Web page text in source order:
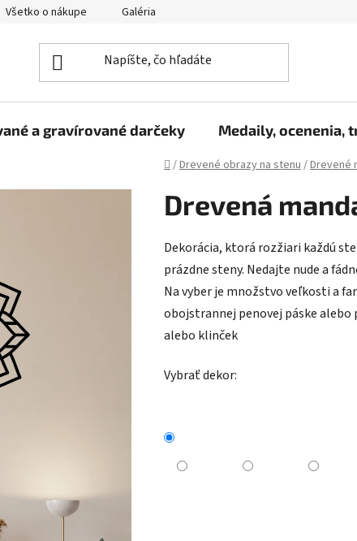
Všetko o nákupe Galéria
a gravírované darčeky Medaily, ocenenia,
Domov
/Drevené obrazy na stenu/Drevené
Drevená
Dekorácia, ktorá rozžiari každú
prázdne steny. Nedajte nude a
Na vyber je množstvo veľkosti a
obojstrannej penovej páske
alebo klinček
Vybrať dekor: